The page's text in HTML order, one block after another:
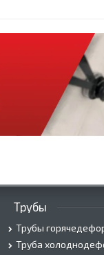
Трубы
Трубы
Труба